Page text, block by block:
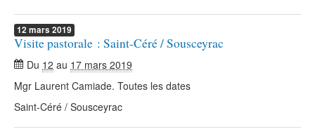
12 mars 2019
Visite pastorale : Saint-Céré / Sousceyrac
Du 12 au 17 mars 2019
Mgr Laurent Camiade. Toutes les dates
Saint-Céré / Sousceyrac